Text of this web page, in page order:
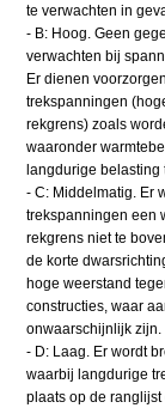
te verwachten in
- B: Hoog. Geen
verwachten bij
Er dienen
trekspanningen
rekgrens) zoals
waaronder
langdurige belasting
- C: Middelmatig. Er
trekspanningen een
rekgrens niet te
de korte
hoge weerstand
constructies, waar
onwaarschijnlijk zijn.
- D: Laag. Er wordt
waarbij langdurige
plaats op de